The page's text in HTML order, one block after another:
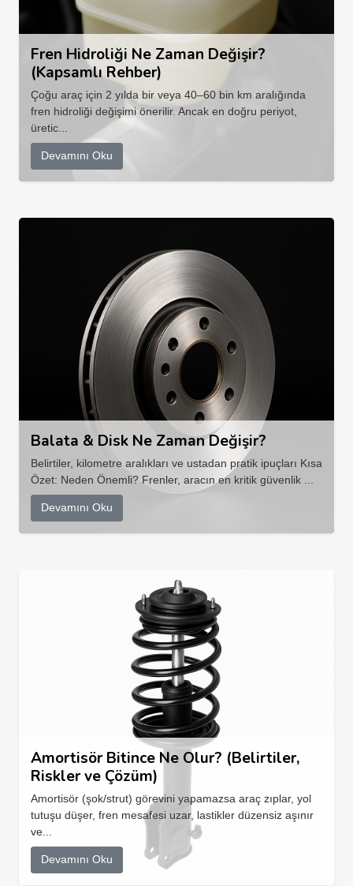
Fren Hidroliği Ne Zaman Değişir?
(Kapsamlı Rehber)
Çoğu araç için 2 yılda bir veya 40–60 bin km aralığında
fren hidroliği değişimi önerilir. Ancak en doğru periyot,
üretic...
Devamını Oku
Balata & Disk Ne Zaman Değişir?
Belirtiler, kilometre aralıkları ve ustadan pratik ipuçları Kısa
Özet: Neden Önemli? Frenler, aracın en kritik güvenlik ...
Devamını Oku
Amortisör Bitince Ne Olur? (Belirtiler,
Riskler ve Çözüm)
Amortisör (şok/strut) görevini yapamazsa araç zıplar, yol
tutuşu düşer, fren mesafesi uzar, lastikler düzensiz aşınır
ve...
Devamını Oku